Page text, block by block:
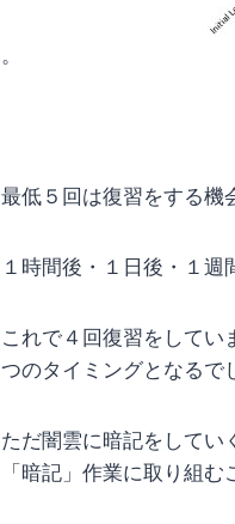
。
最低５回は復習をする機
１時間後・１日後・１週
これで４回復習をしてい
つのタイミングとなるで
ただ闇雲に暗記をしてい
「暗記」作業に取り組